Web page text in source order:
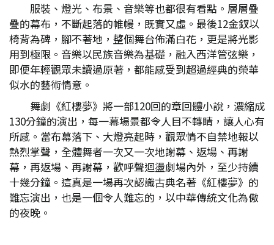
服裝、燈光、布景、音樂等也都很有看點。層層疊
疊的幕布，不斷起落的帷幔，既實又虛。最後12金釵以
椅背為碑，腳不著地，整個舞台佈滿白花，更是將光影
用到極限。音樂以民族音樂為基礎，融入西洋管弦樂，
即便年輕觀眾未讀過原著，都能感受到超過經典的榮華
似水的藝術情意。
舞劇《紅樓夢》將一部120回的章回體小說，濃縮成
130分鐘的演出，每一幕場景都令人目不轉睛，讓人心有
所感。當布幕落下、大燈亮起時，觀眾情不自禁地報以
熱烈掌聲，全體舞者一次又一次地謝幕、返場、再謝
幕，再返場、再謝幕，歡呼聲迴盪劇場內外，至少持續
十幾分鐘。這真是一場再次認識古典名著《紅樓夢》的
難忘演出，也是一個令人難忘的，以中華傳統文化為傲
的夜晚。